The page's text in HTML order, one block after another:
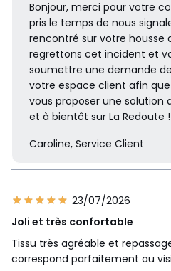
Bonjour, merci pour votre
pris le temps de nous
rencontré sur votre housse
regrettons cet incident et
soumettre une demande
votre espace client afin
vous proposer une solution
et à bientôt sur La Redoute !
Caroline, Service Client
23/07/2026
Joli et très confortable
Tissu très agréable et
correspond parfaitement au